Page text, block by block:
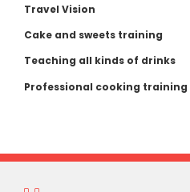
Travel Vision
Cake and sweets training
Teaching all kinds of drinks
Professional cooking training